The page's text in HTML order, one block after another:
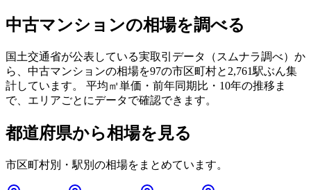
中古マンションの相場を調べる
国土交通省が公表している実取引データ（スムナラ調べ）か
ら、中古マンションの相場を97の市区町村と 2,761駅ぶん集
計しています。 平均㎡単価・前年同期比・10年の推移ま
で、エリアごとにデータで確認できます。
都道府県から相場を見る
市区町村別・駅別の相場をまとめています。